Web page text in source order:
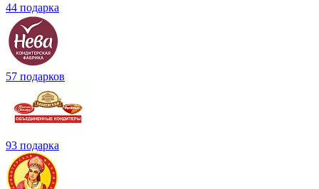
44 подарка
57 подарков
93 подарка